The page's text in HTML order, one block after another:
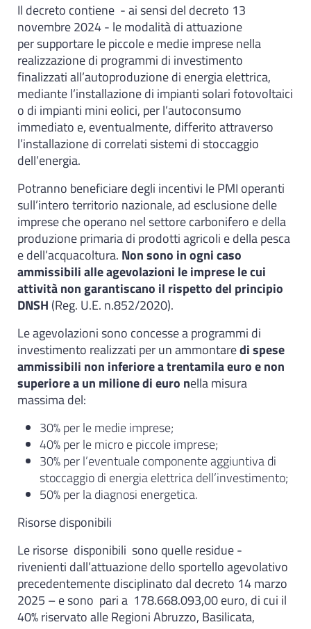
Il decreto contiene - ai sensi del decreto 13
novembre 2024 - le modalità di attuazione
per supportare le piccole e medie imprese nella
realizzazione di programmi di investimento
finalizzati all’autoproduzione di energia elettrica,
mediante l’installazione di impianti solari fotovoltaici
o di impianti mini eolici, per l’autoconsumo
immediato e, eventualmente, differito attraverso
l’installazione di correlati sistemi di stoccaggio
dell’energia.
Potranno beneficiare degli incentivi le PMI operanti
sull’intero territorio nazionale, ad esclusione delle
imprese che operano nel settore carbonifero e della
produzione primaria di prodotti agricoli e della pesca
e dell’acquacoltura. Non sono in ogni caso
ammissibili alle agevolazioni le imprese le cui
attività non garantiscano il rispetto del principio
DNSH (Reg. U.E. n.852/2020).
Le agevolazioni sono concesse a programmi di
investimento realizzati per un ammontaredi spese
ammissibili non inferiore a trentamila euro e non
superiore a un milione di euro nella misura
massima del:
30% per le medie imprese;
40% per le micro e piccole imprese;
30% per l’eventuale componente aggiuntiva di
stoccaggio di energia elettrica dell’investimento;
50% per la diagnosi energetica.
Risorse disponibili
Le risorse disponibili sono quelle residue -
rivenienti dall’attuazione dello sportello agevolativo
precedentemente disciplinato dal decreto 14 marzo
2025 – e sono pari a 178.668.093,00 euro, di cui il
40% riservato alle Regioni Abruzzo, Basilicata,